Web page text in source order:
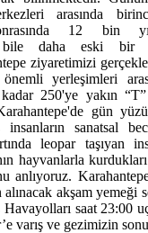
arasında
12 bin
bile daha eski bir
ziyaretimizi
yerleşimleri
kadar 250'ye yakın
Karahantepe'de gün
insanların sanatsal
leopar taşıyan
hayvanlarla
anlıyoruz.
akşam yemeği
saat 23:00
varış ve gezimizin